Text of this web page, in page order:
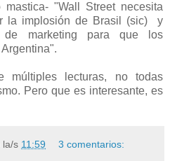
"Wall Street necesita
la implosión de Brasil (sic) y
de marketing para que los
múltiples lecturas, no todas
Pero que es interesante, es
la/s 11:59 3 comentarios: